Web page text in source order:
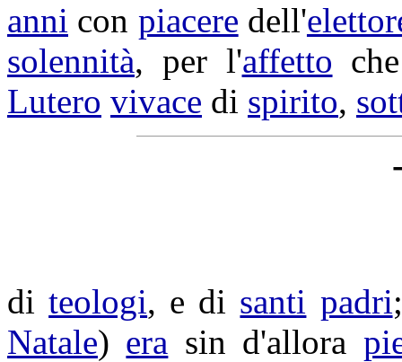
anni con piacere dell'
solennità, per l'affetto
Lutero vivace di spirito,
diteologi, e di santi padri
Natale) era sin d'allora